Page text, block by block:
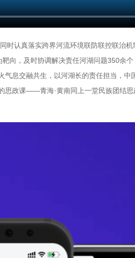
认真落实跨界河流环境联防联控联治机
靶向，及时协调解决责任河湖问题350余
息交融共生，以河湖长的责任担当，中
思政课——青海·黄南同上一堂民族团结